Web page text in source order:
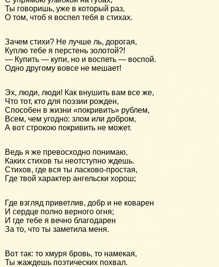
Ты говоришь, уже в который раз,
О том, чтоб я воспел тебя в стихах.
Зачем стихи? Не лучше ль, дорогая,
Куплю тебе я перстень золотой?!
— Купить — купи, но и воспеть — воспой.
Одно другому вовсе не мешает!
Эх, люди, люди! Как внушить вам все же,
Что тот, кто для поэзии рожден,
Способен в жизни «покривить» рублем,
Всем, чем угодно: злом или добром,
А вот строкою покривить не может.
Ведь я же превосходно понимаю,
Каких стихов ты неотступно ждешь.
Стихов, где вся ты ласково-простая,
Где твой характер ангельски хорош;
Где взгляд приветлив, добр и не коварен
И сердце полно верного огня;
И где тебе я вечно благодарен
За то, что ты заметила меня.
Вот так: то хмуря бровь, то намекая,
Ты жаждешь поэтических похвал.